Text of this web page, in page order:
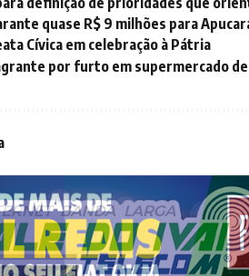
quase R$ 9 milhões para
Cívica em celebração à Pátria
por furto em supermercado